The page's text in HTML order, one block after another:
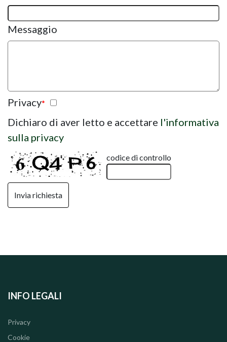
Messaggio
Privacy*
Dichiaro di aver letto e accettare l'informativa
sulla privacy
codice di controllo
INFO LEGALI
Privacy
Cookie